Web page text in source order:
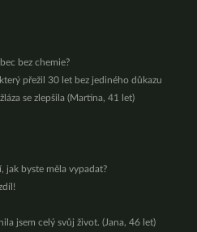
bez chemie?
přežil 30 let bez jediného důkazu
se zlepšila (Martina, 41 let)
jak byste měla vypadat?
jsem celý svůj život. (Jana, 46 let)